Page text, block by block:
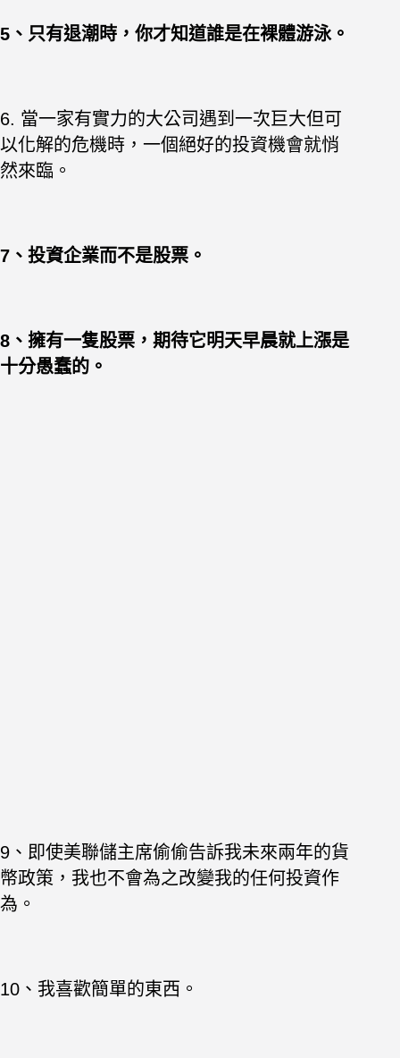
5、只有退潮時，你才知道誰是在裸體游泳。
6. 當一家有實力的大公司遇到一次巨大但可
以化解的危機時，一個絕好的投資機會就悄
然來臨。
7、投資企業而不是股票。
8、擁有一隻股票，期待它明天早晨就上漲是
十分愚蠢的。
9、即使美聯儲主席偷偷告訴我未來兩年的貨
幣政策，我也不會為之改變我的任何投資作
為。
10、我喜歡簡單的東西。